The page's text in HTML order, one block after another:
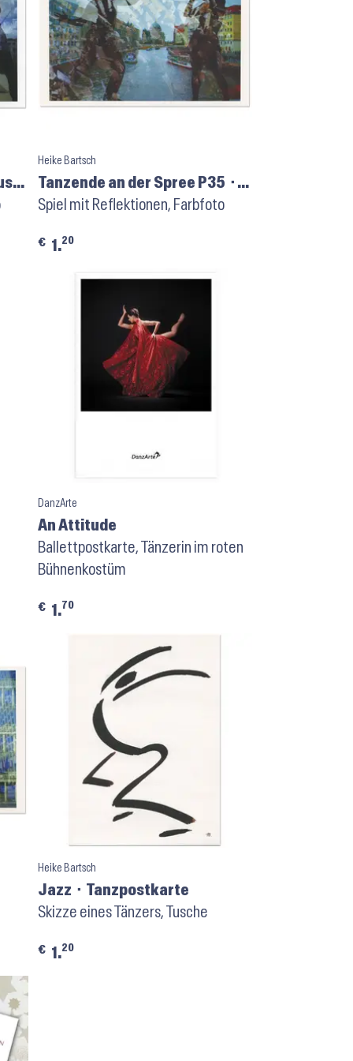
Heike Bartsch
Tanzende an der Spree P35 ⬝
Kunstpostkarte
Spiel mit Reflektionen, Farbfoto
€ 1.20
DanzArte
An Attitude
Ballettpostkarte, Tänzerin im roten
Bühnenkostüm
€ 1.70
Heike Bartsch
Jazz ⬝ Tanzpostkarte
Skizze eines Tänzers, Tusche
€ 1.20